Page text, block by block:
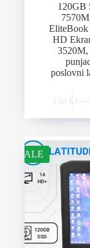
120GB
7570M
EliteBook
HD
3520M
poslovni
150 €
SALE